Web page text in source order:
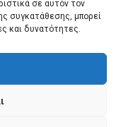
σε αυτόν τον
συγκατάθεσης, μπορεί
και δυνατότητες.